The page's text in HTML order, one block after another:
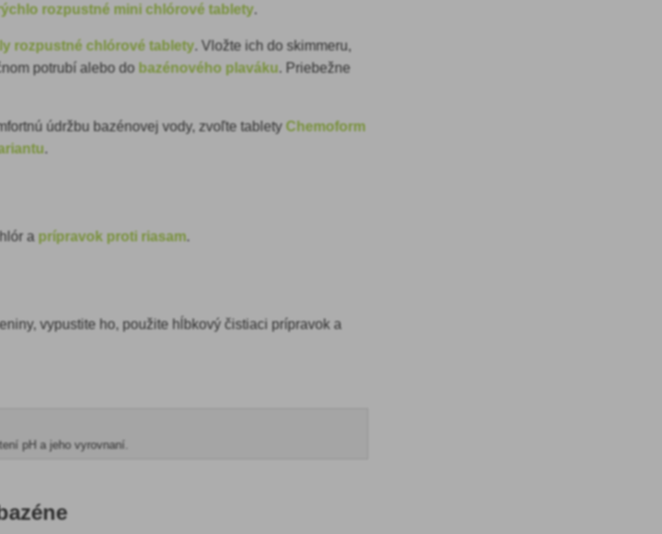
rozpustné mini chlórové tablety.
rozpustné chlórové tablety. Vložte ich do skimmeru,
potrubí alebo do bazénového plaváku. Priebežne
údržbu bazénovej vody, zvoľte tabletyChemoform
.
aprípravok proti riasam.
vypustite ho, použite hĺbkový čistiaci prípravok a
pH a jeho vyrovnaní.